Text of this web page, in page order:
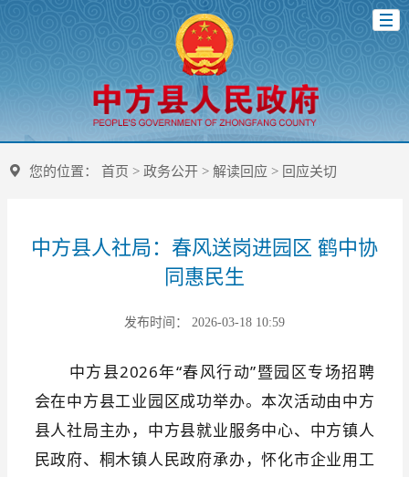
您的位置： 首页 > 政务公开> 解读回应 > 回应关切
中方县人社局：春风送岗进园区 鹤中协
同惠民生
发布时间： 2026-03-18 10:59
中方县2026年“春风行动”暨园区专场招聘
会在中方县工业园区成功举办。本次活动由中方
县人社局主办，中方县就业服务中心、中方镇人
民政府、桐木镇人民政府承办，怀化市企业用工